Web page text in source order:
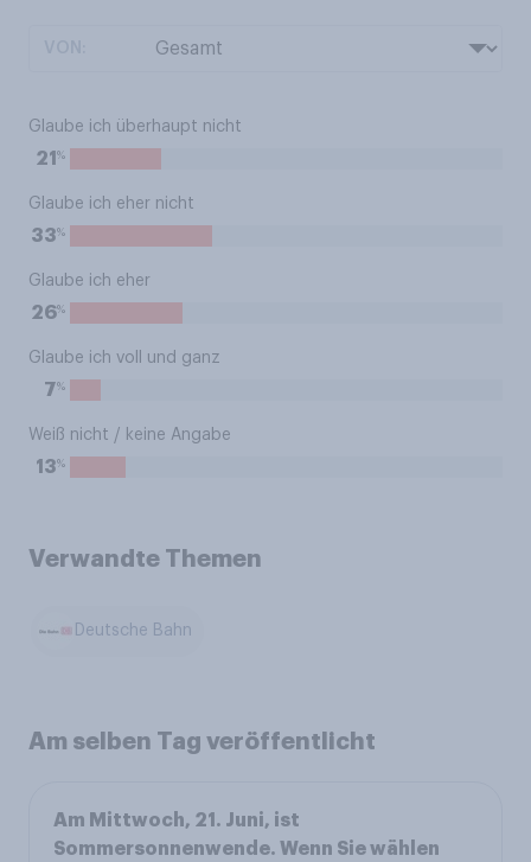
Glaube ich überhaupt nicht
21 %
Glaube ich eher nicht
33%
Glaube ich eher
26%
Glaube ich voll und ganz
7%
Weiß nicht / keine Angabe
13%
Verwandte Themen
Deutsche Bahn
Am selben Tag veröffentlicht
Am Mittwoch, 21. Juni, ist
Sommersonnenwende. Wenn Sie wählen